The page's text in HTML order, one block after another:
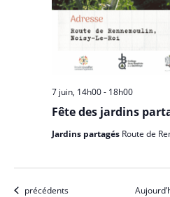
Fête des jardins
7 juin, 14h00- 18h00
Jardins partagés Route de
Évènements
précédents